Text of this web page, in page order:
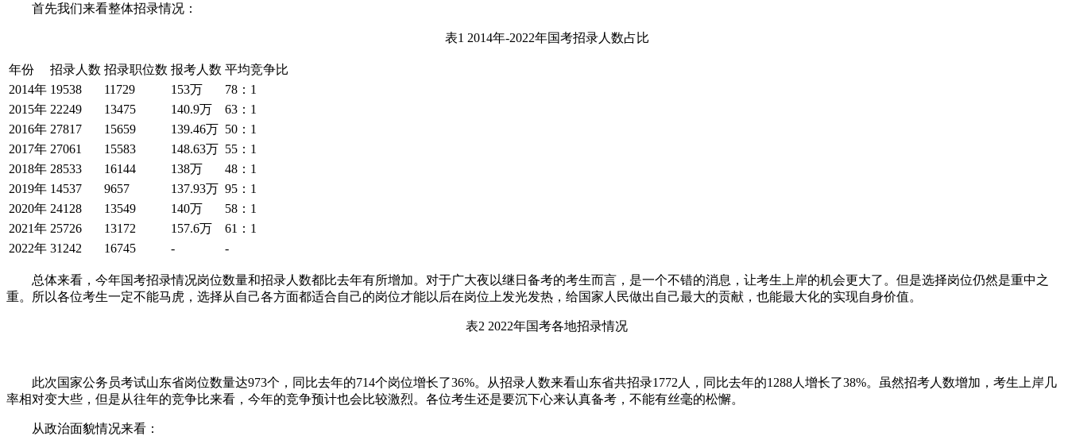
首先我们来看整体招录情况：
表1 2014年-2022年国考招录人数占比
年份 招录人数 招录职位数 报考人数 平均竞争比
2014年 19538 11729 153万
78：1
2015年 22249 13475 140.9万
63：1
2016年 27817 15659 139.46万 50：1
2017年 27061 15583 148.63万 55：1
2018年 28533 16144 138万
48：1
2019年 14537 9657 137.93万 95：1
2020年 24128 13549 140万
58：1
2021年 25726 13172 157.6万
61：1
2022年 31242 16745 - -
总体来看，今年国考招录情况岗位数量和招录人数都比去年有所增加。对于广大夜以继日备考的考生而言，是一个不错的消息，让考生上岸的机会更大了。但是选择岗位仍然是重中之
重。所以各位考生一定不能马虎，选择从自己各方面都适合自己的岗位才能以后在岗位上发光发热，给国家人民做出自己最大的贡献，也能最大化的实现自身价值。
表2 2022年国考各地招录情况
此次国家公务员考试山东省岗位数量达973个，同比去年的714个岗位增长了36%。从招录人数来看山东省共招录1772人，同比去年的1288人增长了38%。虽然招考人数增加，考生上岸几
率相对变大些，但是从往年的竞争比来看，今年的竞争预计也会比较激烈。各位考生还是要沉下心来认真备考，不能有丝毫的松懈。
从政治面貌情况来看：